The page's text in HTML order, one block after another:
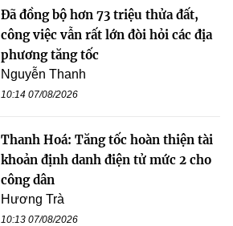
Đã đồng bộ hơn 73 triệu thửa đất,
công việc vẫn rất lớn đòi hỏi các địa
phương tăng tốc
Nguyễn Thanh
10:14 07/08/2026
Thanh Hoá: Tăng tốc hoàn thiện tài
khoản định danh điện tử mức 2 cho
công dân
Hương Trà
10:13 07/08/2026